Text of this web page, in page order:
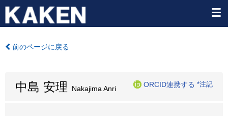
前のページに戻る
中島 安理 Nakajima Anri
ORCID連携する *注記